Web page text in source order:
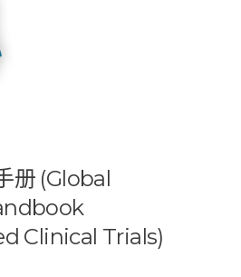
册 (Global
Clinical Trials)